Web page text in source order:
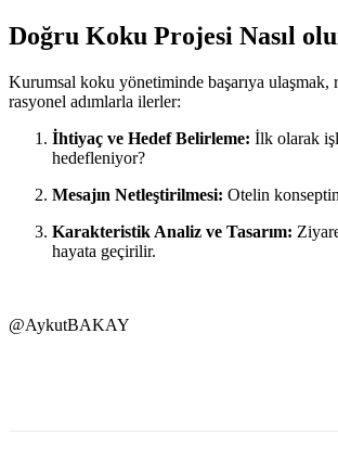
Doğru Koku Projesi Nasıl
Kurumsal koku yönetiminde başarıya ulaşmak,
rasyonel adımlarla ilerler:
İhtiyaç ve Hedef Belirleme: İlk olarak
hedefleniyor?
Mesajın Netleştirilmesi: Otelin
Karakteristik Analiz ve Tasarım:
hayata geçirilir.
@AykutBAKAY